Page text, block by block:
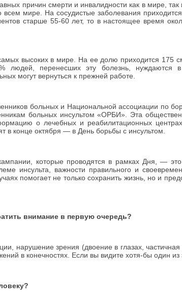
причин смерти и инвалидности как в мире,
всем мире. На сосудистые заболевания
старше 55-60 лет, то в настоящее время
высоких в мире. На ее долю приходится 175
людей, перенесших эту болезнь,
могут вернуться к прежней работе.
больных и Национальной ассоциации по
больных инсультом «ОРБИ». Эта
о лечебных и реабилитационных
в конце октября — в День борьбы с инсультом.
которые проводятся в рамках Дня, —
инсульта, важности правильного и
помогает не только сохранить жизнь, но и
внимание в первую очередь?
нарушение зрения (двоение в глазах,
в конечностях. Если вы видите хотя-бы один